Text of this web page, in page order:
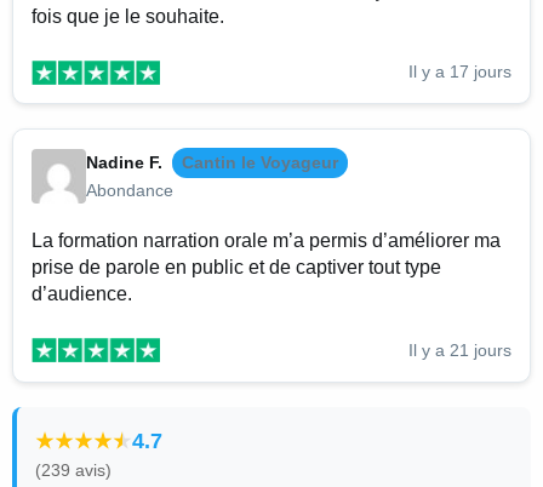
fois que je le souhaite.
Il y a 17 jours
Nadine F.
Cantin le Voyageur
Abondance
La formation narration orale m’a permis d’améliorer ma
prise de parole en public et de captiver tout type
d’audience.
Il y a 21 jours
4.7
(239 avis)